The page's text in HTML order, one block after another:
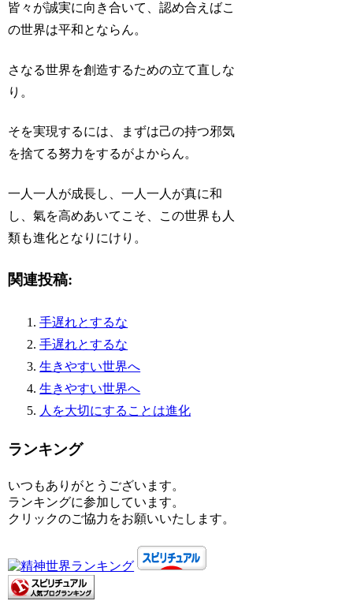
皆々が誠実に向き合いて、認め合えばこ
の世界は平和とならん。
さなる世界を創造するための立て直しな
り。
そを実現するには、まずは己の持つ邪気
を捨てる努力をするがよからん。
一人一人が成長し、一人一人が真に和
し、氣を高めあいてこそ、この世界も人
類も進化となりにけり。
関連投稿:
手遅れとするな
手遅れとするな
生きやすい世界へ
生きやすい世界へ
人を大切にすることは進化
ランキング
いつもありがとうございます。
ランキングに参加しています。
クリックのご協力をお願いいたします。